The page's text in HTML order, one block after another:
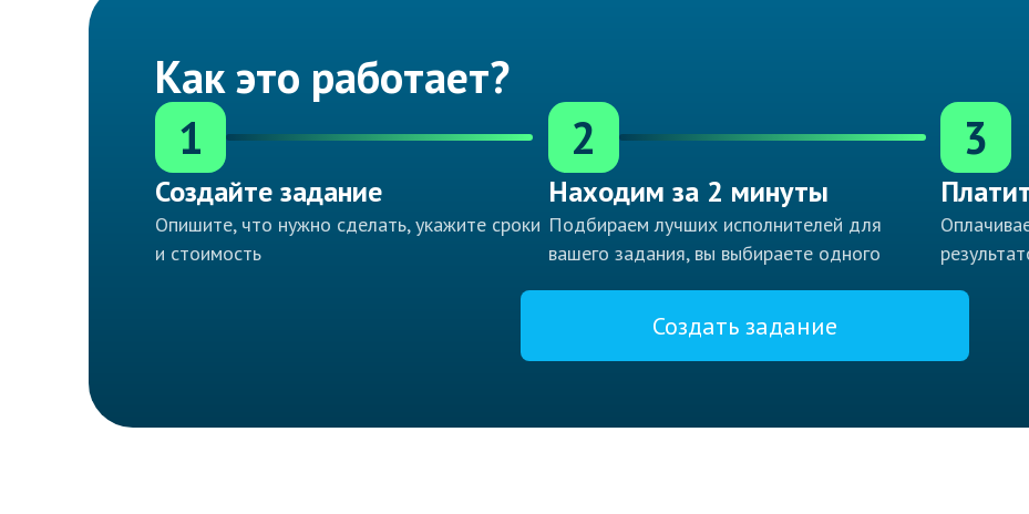
Как это работает?
1
Создайте задание
Опишите, что нужно сделать, укажите сроки
и стоимость
2
Находим за 2 минуты
Подбираем лучших исполнителей для
вашего задания, вы выбираете одного
3
Создать задание